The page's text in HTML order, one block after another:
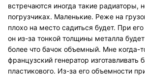
встречаются иногда такие радиаторы,
погрузчиках. Маленькие. Реже на
плохо на место садиться будет. При
он из-за тонкой толщины металла
более что бачок объемный. Мне когда-
французский генератор изготавливать
пластикового. Из-за его объемности